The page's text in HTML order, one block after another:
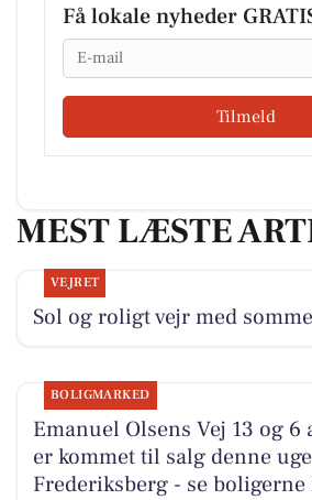
Få lokale nyheder
Email
Tilmeld
MEST LÆSTE
VEJRET
Sol og roligt vejr med
BOLIGMARKED
Emanuel Olsens Vej 13 og
er kommet til salg denne
Frederiksberg - se boligerne